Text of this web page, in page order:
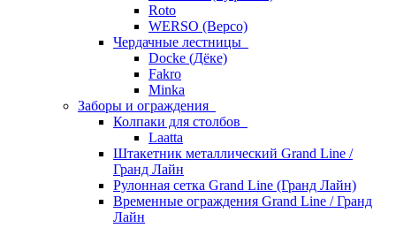
Roto
WERSO (Версо)
Чердачные лестницы
Docke (Дёке)
Fakro
Minka
Заборы и ограждения
Колпаки для столбов
Laatta
Штакетник металлический Grand Line /
Гранд Лайн
Рулонная сетка Grand Line (Гранд Лайн)
Временные ограждения Grand Line / Гранд
Лайн